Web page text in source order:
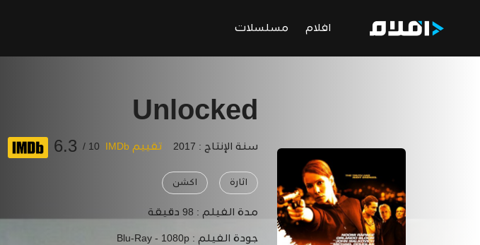
افلام مسلسلات
Unlocked
سنة الإنتاج : 2017 تقييم IMDb 10 /
6.3
اثارة اكشن
مدة الفيلم : 98 دقيقة
جودة الفيلم : Blu-Ray - 1080p